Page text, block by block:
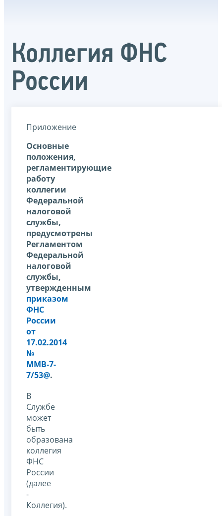
Коллегия ФНС
России
Приложение
Основные
положения,
регламентирующие
работу
коллегии
Федеральной
налоговой
службы,
предусмотрены
Регламентом
Федеральной
налоговой
службы,
утвержденным
приказом
ФНС
России
от
17.02.2014
№
ММВ-7-
7/53@.
В
Службе
может
быть
образована
коллегия
ФНС
России
(далее
-
Коллегия).